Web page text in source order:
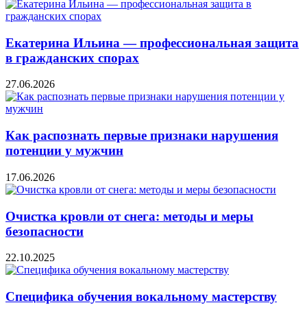
Екатерина Ильина — профессиональная защита
в гражданских спорах
27.06.2026
Как распознать первые признаки нарушения
потенции у мужчин
17.06.2026
Очистка кровли от снега: методы и меры
безопасности
22.10.2025
Специфика обучения вокальному мастерству